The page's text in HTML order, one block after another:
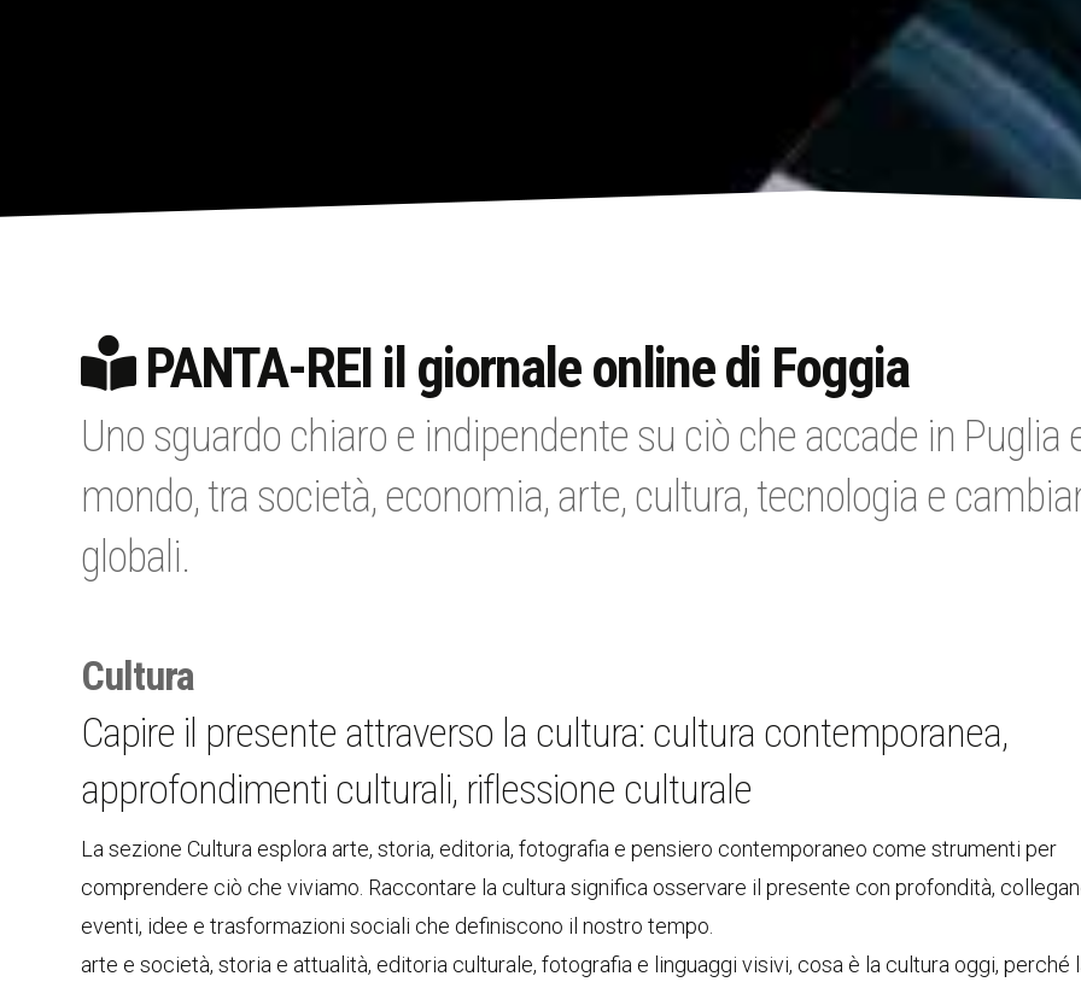
PANTA-REI il giornale online di Foggia
Uno sguardo chiaro e indipendente su ciò che accade in Puglia
mondo, tra società, economia, arte, cultura, tecnologia e
globali.
Cultura
Capire il presente attraverso la cultura: cultura contemporanea,
approfondimenti culturali, riflessione culturale
La sezione Cultura esplora arte, storia, editoria, fotografia e pensiero contemporaneo come strumenti per
comprendere ciò che viviamo. Raccontare la cultura significa osservare il presente con profondità,
eventi, idee e trasformazioni sociali che definiscono il nostro tempo.
arte e società, storia e attualità, editoria culturale, fotografia e linguaggi visivi, cosa è la cultura oggi, perché